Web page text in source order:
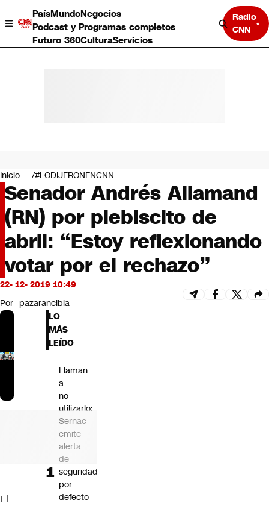
PaísMundoNegocios
Podcast y Programas completos
Futuro 360CulturaServicios
Radio
CNN
Negocios
Deportes
Programas completos
Cultura
Servicios
Bits
CNN tiempo
Futuro 360
Inicio #LODIJERONENCNN
Senador Andrés Allamand
(RN) por plebiscito de
abril: “Estoy reflexionando
votar por el rechazo”
22- 12- 2019 10:49
Por pazarancibia
El
LO
MÁS
LEÍDO
Llaman
a
no
utilizarlo:
Sernac
emite
alerta
de
seguridad
por
defecto